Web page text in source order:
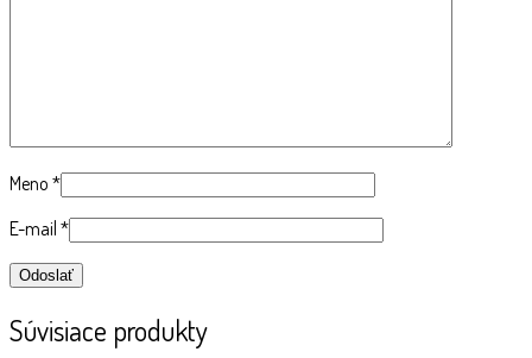
Meno *
E-mail *
Súvisiace produkty